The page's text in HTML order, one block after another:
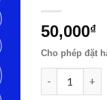
50,000₫
Cho phép đặt